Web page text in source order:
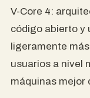
V-Core 4:
código abierto y
ligeramente
usuarios a nivel
máquinas mejor